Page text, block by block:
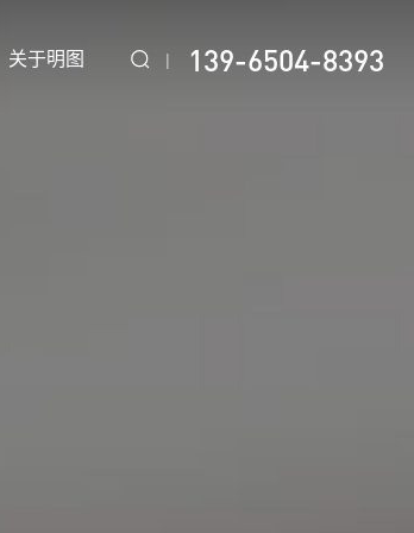
关于明图 139-6504-8393